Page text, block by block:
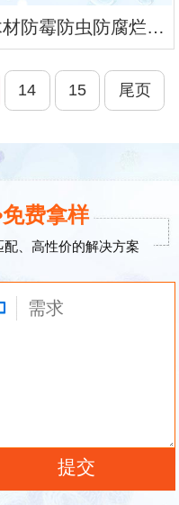
木材防霉防虫防腐烂药剂
14 15 尾页
费拿样
、高性价的解决方案